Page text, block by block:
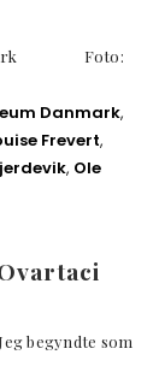
Foto:
Danmark,
Frevert,
, Ole
begyndte som